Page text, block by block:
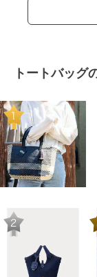
トートバッグ